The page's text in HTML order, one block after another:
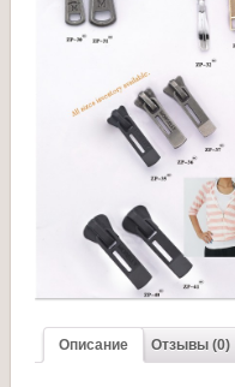
Описание Отзывы (0)